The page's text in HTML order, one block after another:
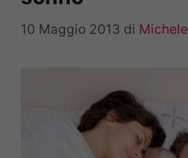
10 Maggio 2013 di Michele